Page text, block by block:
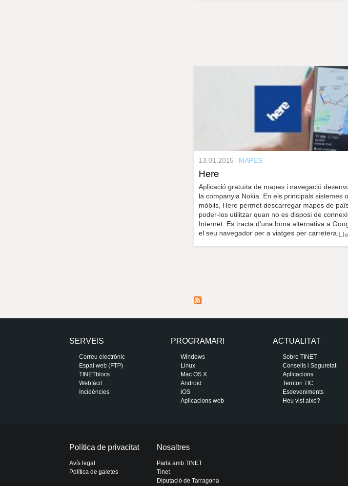
13.01.2015 MAPES
Here
Aplicació gratuïta de mapes i navegació
la companyia Nokia. En els principals sistemes
mòbils, Here permet descarregar mapes de
poder-los utilitzar quan no es disposi de
Internet. Es tracta d'una bona alternativa a
el seu navegador per a viatges per carretera.
SERVEIS
Correu electrònic
Espai web (FTP)
TINETblocs
Webfàcil
Incidències
PROGRAMARI
Windows
Linux
Mac OS X
Android
iOS
Aplicacions web
ACTUALITAT
Sobre TINET
Consells i Seguretat
Aplicacions
Territori TIC
Esdeveniments
Heu vist això?
Política de privacitat
Avís legal
Política de galetes
Nosaltres
Parla amb TINET
Tinet
Diputació de Tarragona